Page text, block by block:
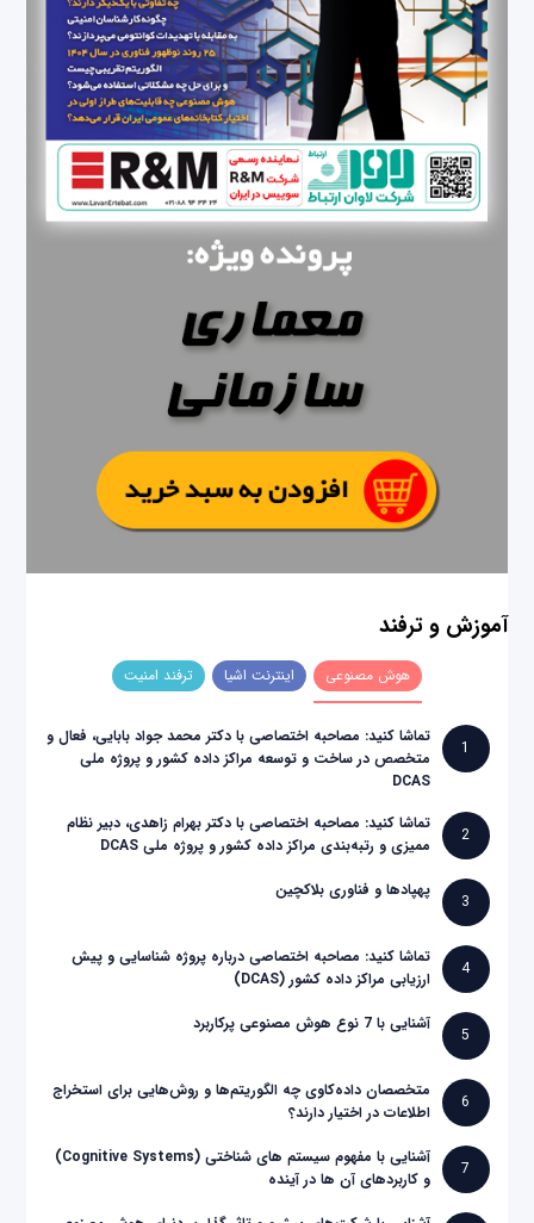
آموزش و ترفند
هوش مصنوعی اینترنت اشیا ترفند امنیت
1
تماشا کنید: مصاحبه اختصاصی با دکتر محمد جواد بابایی، فعال و
متخصص در ساخت و توسعه مراکز داده کشور و پروژه ملی
DCAS
2
تماشا کنید: مصاحبه اختصاصی با دکتر بهرام زاهدی، دبیر نظام
ممیزی و رتبه‌بندی مراکز داده کشور و پروژه ملی DCAS
3
پهپادها و فناوری بلاکچین
4
تماشا کنید: مصاحبه اختصاصی درباره پروژه شناسایی و پیش
ارزیابی مراکز داده کشور (DCAS)
5
آشنایی با 7 نوع هوش مصنوعی پرکاربرد
6
متخصصان داده‌کاوی چه الگوریتم‌ها و روش‌هایی برای استخراج
اطلاعات در اختیار دارند؟
7
آشنایی با مفهوم سیستم های شناختی (Cognitive Systems)
و کاربردهای آن ها در آینده